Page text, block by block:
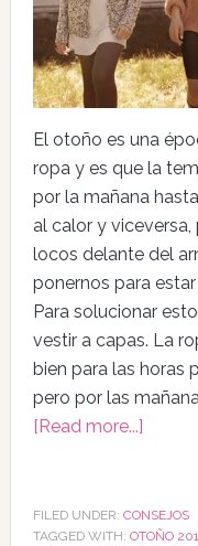
El otoño es una
ropa y es que la
por la mañana
al calor y
locos delante del
ponernos para
Para solucionar
vestir a capas. La
bien para las horas
pero por las
[Read more...]
FILED UNDER: CONSEJOS
TAGGED WITH: OTOÑO